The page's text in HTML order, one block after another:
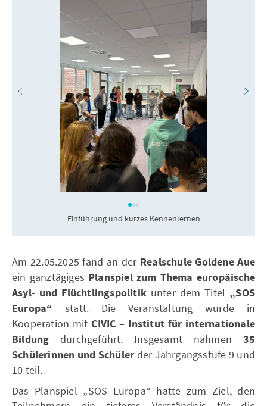
Einführung und kurzes Kennenlernen
Am 22.05.2025 fand an der Realschule Goldene Aue
ein ganztägiges Planspiel zum Thema europäische
Asyl- und Flüchtlingspolitik unter dem Titel „SOS
Europa“ statt. Die Veranstaltung wurde in
Kooperation mitCIVIC – Institut für internationale
Bildung durchgeführt. Insgesamt nahmen 35
Schülerinnen und Schüler der Jahrgangsstufe 9 und
10 teil.
Das Planspiel „SOS Europa“ hatte zum Ziel, den